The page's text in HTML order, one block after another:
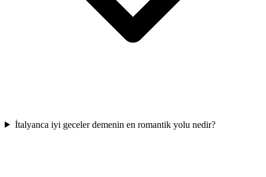
İtalyanca iyi geceler demenin en romantik yolu nedir?